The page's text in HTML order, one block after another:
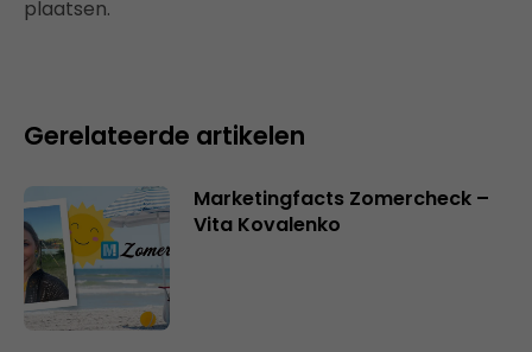
plaatsen.
Gerelateerde artikelen
Marketingfacts Zomercheck –
Vita Kovalenko